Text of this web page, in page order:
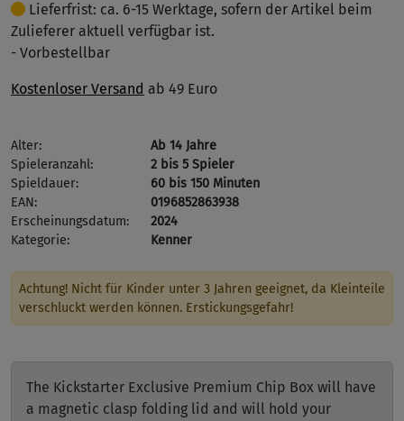
Lieferfrist: ca. 6-15 Werktage, sofern der Artikel beim
Zulieferer aktuell verfügbar ist.
- Vorbestellbar
Kostenloser Versand ab 49 Euro
Alter:
Ab 14 Jahre
Spieleranzahl:
2 bis 5 Spieler
Spieldauer:
60 bis 150 Minuten
EAN:
0196852863938
Erscheinungsdatum:
2024
Kategorie:
Kenner
Achtung! Nicht für Kinder unter 3 Jahren geeignet, da Kleinteile
verschluckt werden können. Erstickungsgefahr!
The Kickstarter Exclusive Premium Chip Box will have
a magnetic clasp folding lid and will hold your